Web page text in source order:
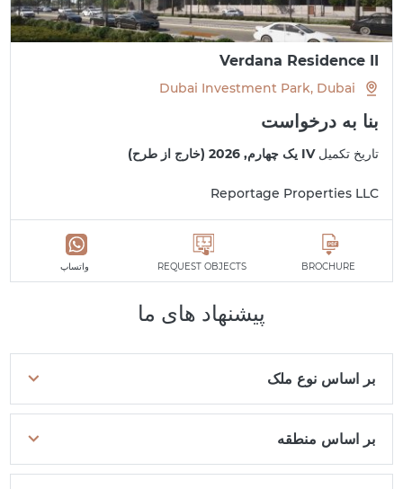
Verdana Residence II
Dubai Investment Park, Dubai
بنا به درخواست
تاریخ تکمیلIV یک چهارم, 2026 (خارج از طرح)
Reportage Properties LLC
BROCHURE
REQUEST OBJECTS واتساپ
پیشنهاد های ما
بر اساس نوع ملک
بر اساس منطقه